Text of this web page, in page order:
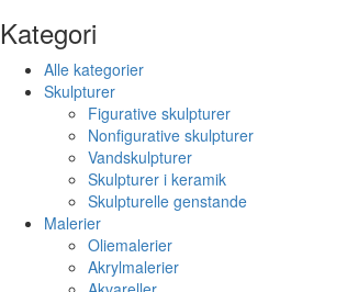
Kategori
Alle kategorier
Skulpturer
Figurative skulpturer
Nonfigurative skulpturer
Vandskulpturer
Skulpturer i keramik
Skulpturelle genstande
Malerier
Oliemalerier
Akrylmalerier